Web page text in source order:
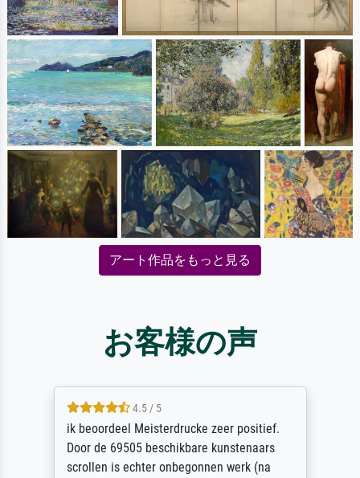
アート作品をもっと見る
お客様の声
4.5 / 5
ik beoordeel Meisterdrucke zeer positief.
Door de 69505 beschikbare kunstenaars
scrollen is echter onbegonnen werk (na